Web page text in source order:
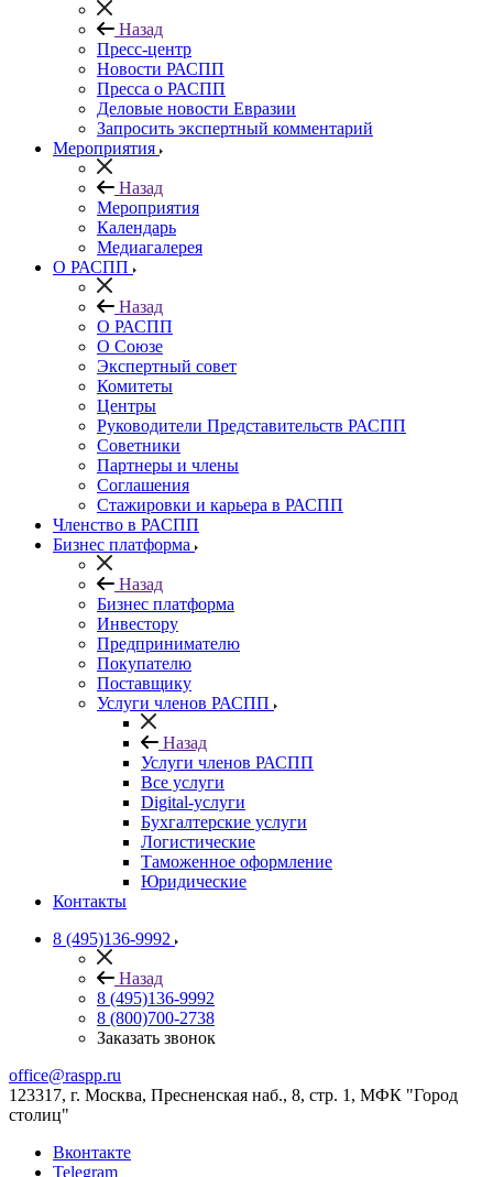
Назад
Пресс-центр
Новости РАСПП
Пресса о РАСПП
Деловые новости Евразии
Запросить экспертный комментарий
Мероприятия
Назад
Мероприятия
Календарь
Медиагалерея
О РАСПП
Назад
О РАСПП
О Союзе
Экспертный совет
Комитеты
Центры
Руководители Представительств РАСПП
Советники
Партнеры и члены
Соглашения
Стажировки и карьера в РАСПП
Членство в РАСПП
Бизнес платформа
Назад
Бизнес платформа
Инвестору
Предпринимателю
Покупателю
Поставщику
Услуги членов РАСПП
Назад
Услуги членов РАСПП
Все услуги
Digital-услуги
Бухгалтерские услуги
Логистические
Таможенное оформление
Юридические
Контакты
8 (495)136-9992
Назад
8 (495)136-9992
8 (800)700-2738
Заказать звонок
office@raspp.ru
123317, г. Москва, Пресненская наб., 8, стр. 1, МФК "Город
столиц"
Вконтакте
Telegram